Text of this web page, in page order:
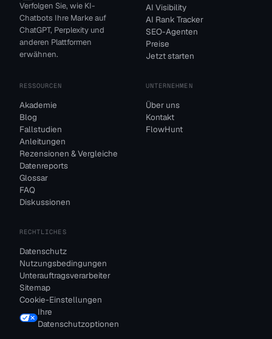
Verfolgen Sie, wie KI-
Chatbots Ihre Marke auf
ChatGPT, Perplexity und
anderen Plattformen
erwähnen.
AI Visibility
AI Rank Tracker
SEO-Agenten
Preise
Jetzt starten
RESSOURCEN
Akademie
Blog
Fallstudien
Anleitungen
Rezensionen & Vergleiche
Datenreports
Glossar
FAQ
Diskussionen
UNTERNEHMEN
Über uns
Kontakt
FlowHunt
RECHTLICHES
Datenschutz
Nutzungsbedingungen
Unterauftragsverarbeiter
Sitemap
Cookie-Einstellungen
Ihre
Datenschutzoptionen